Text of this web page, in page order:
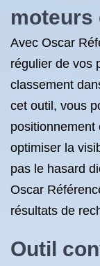
moteurs
Avec Oscar
régulier de vos
classement
cet outil, vous
positionnement
optimiser la
pas le hasard
Oscar
résultats de
Outil